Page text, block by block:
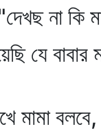
না কি
বাবার
মামা